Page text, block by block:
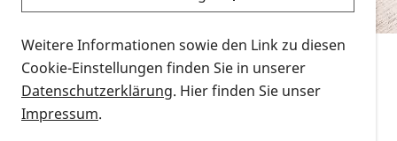
können? Schauen Sie sich dieErklärvideos zum
Thema Infomaterial auf der PRO RETINA-Website
für blinde und sehbehinderte Menschen an.
Auf dieser Seite finden Sie sämtliches Infomaterial
Weitere Informationen sowie den Link zu diesen
Cookie-Einstellungen finden Sie in unserer
Datenschutzerklärung. Hier finden Sie unser
Impressum.